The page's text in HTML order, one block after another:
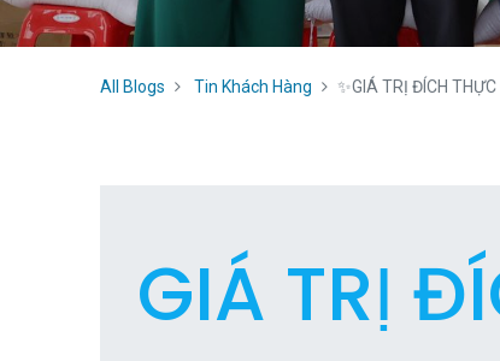
All Blogs Tin Khách Hàng ✨GIÁ TRỊ ĐÍCH
GIÁ TRỊ